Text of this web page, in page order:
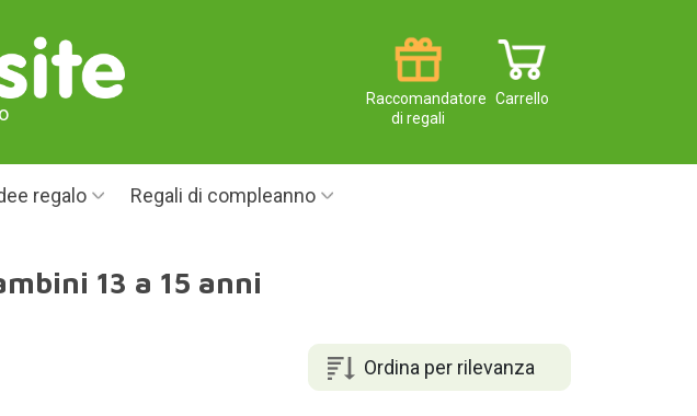
Carrello
Raccomandatore
di regali
regalo Regali di compleanno
13 a 15 anni
Ordina per rilevanza